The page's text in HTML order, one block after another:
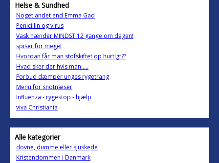
Helse & Sundhed
Noget andet end Emma Gad
Penicillin og virus
Vask hænder MINDST 12 gange om dagen!
spiser for meget
Hvordan får man stofskiftet op hurtigt??
Hvad sker der hvis man.....
Forbud dæmper unges rygetrang
Menu for snotnæser
Influenza - rygestop - hjælp
viva Christiania
Alle kategorier
dovne, dumme eller sjuskede
Kristendommen i Danmark